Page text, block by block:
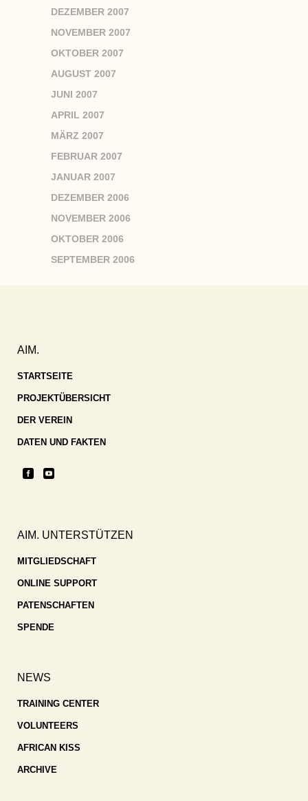
DEZEMBER 2007
NOVEMBER 2007
OKTOBER 2007
AUGUST 2007
JUNI 2007
APRIL 2007
MÄRZ 2007
FEBRUAR 2007
JANUAR 2007
DEZEMBER 2006
NOVEMBER 2006
OKTOBER 2006
SEPTEMBER 2006
AIM.
STARTSEITE
PROJEKTÜBERSICHT
DER VEREIN
DATEN UND FAKTEN
AIM. UNTERSTÜTZEN
MITGLIEDSCHAFT
ONLINE SUPPORT
PATENSCHAFTEN
SPENDE
NEWS
TRAINING CENTER
VOLUNTEERS
AFRICAN KISS
ARCHIVE